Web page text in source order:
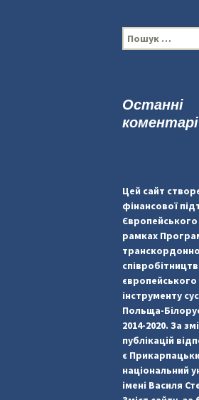
П
о
:Останні
коментарі
Цей сайт
фінансової
рамках
європейського
інструменту
Польща-
2014-2020. За
публікацій
є
національний
імені Василя